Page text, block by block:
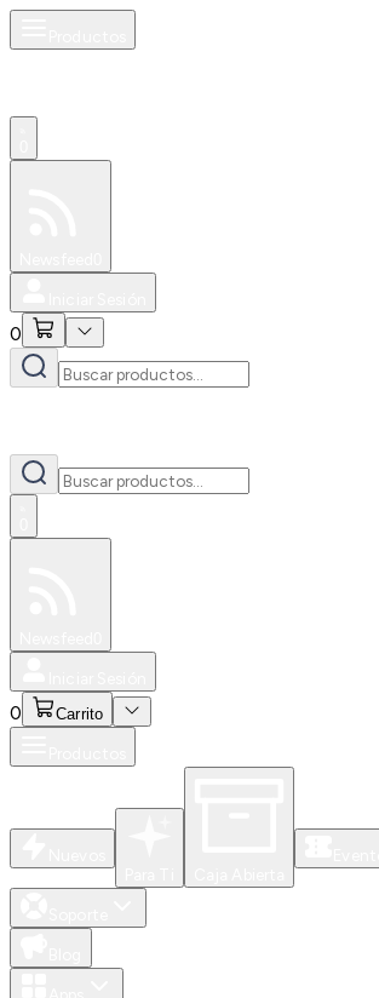
0
0 Carrito